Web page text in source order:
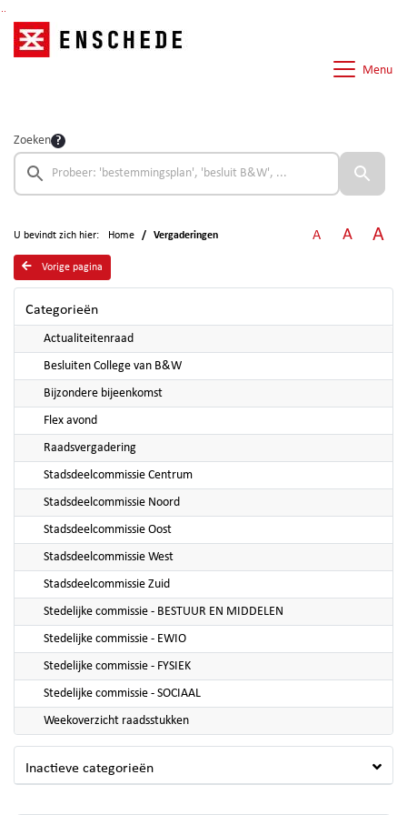
Menu
Zoeken
U bevindt zich hier: Home Vergaderingen A A A
Vorige pagina
Categorieën
Actualiteitenraad
Besluiten College van B&W
Bijzondere bijeenkomst
Flex avond
Raadsvergadering
Stadsdeelcommissie Centrum
Stadsdeelcommissie Noord
Stadsdeelcommissie Oost
Stadsdeelcommissie West
Stadsdeelcommissie Zuid
Stedelijke commissie - BESTUUR EN MIDDELEN
Stedelijke commissie - EWIO
Stedelijke commissie - FYSIEK
Stedelijke commissie - SOCIAAL
Weekoverzicht raadsstukken
Inactieve categorieën